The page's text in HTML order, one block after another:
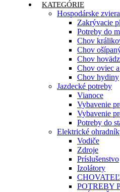
KATEGÓRIE
Hospodárske
Zakrývacie
Potreby do
Chov
Chov
Chov
Chov oviec
Chov hydiny
Jazdecké potreby
Vianoce
Vybavenie
Vybavenie
Potreby do
Elektrické
Vodiče
Zdroje
Príslušenstvo
Izolátory
POTREBY